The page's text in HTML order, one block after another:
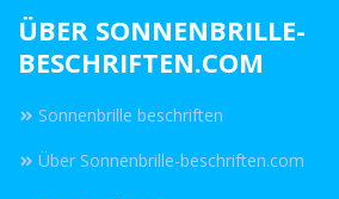
ÜBER SONNENBRILLE-
BESCHRIFTEN.COM
Sonnenbrille beschriften
Über Sonnenbrille-beschriften.com